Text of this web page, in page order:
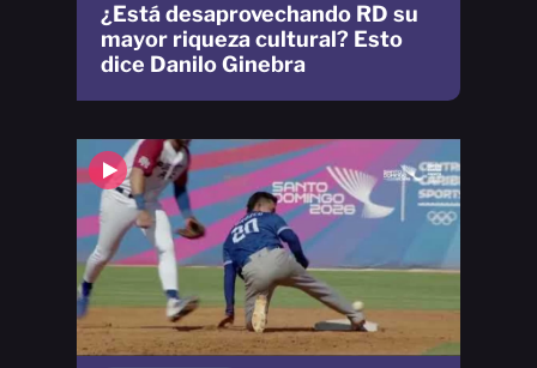
¿Está desaprovechando RD su
mayor riqueza cultural? Esto
dice Danilo Ginebra